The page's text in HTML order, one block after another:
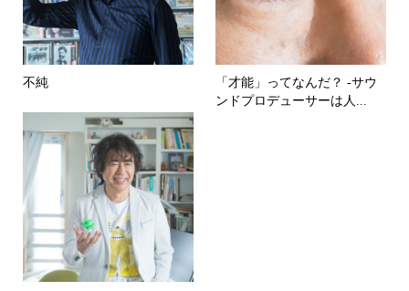
不純
「才能」ってなんだ？ -サウ
ンドプロデューサーは人...